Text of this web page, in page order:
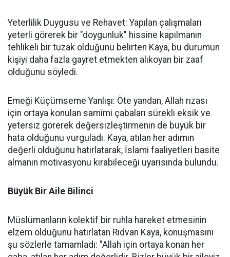
Yeterlilik Duygusu ve Rehavet: Yapılan çalışmaları
yeterli görerek bir "doygunluk" hissine kapılmanın
tehlikeli bir tuzak olduğunu belirten Kaya, bu durumun
kişiyi daha fazla gayret etmekten alıkoyan bir zaaf
olduğunu söyledi.
Emeği Küçümseme Yanlışı: Öte yandan, Allah rızası
için ortaya konulan samimi çabaları sürekli eksik ve
yetersiz görerek değersizleştirmenin de büyük bir
hata olduğunu vurguladı. Kaya, atılan her adımın
değerli olduğunu hatırlatarak, İslami faaliyetleri basite
almanın motivasyonu kırabileceği uyarısında bulundu.
Büyük Bir Aile Bilinci
Müslümanların kolektif bir ruhla hareket etmesinin
elzem olduğunu hatırlatan Rıdvan Kaya, konuşmasını
şu sözlerle tamamladı: "Allah için ortaya konan her